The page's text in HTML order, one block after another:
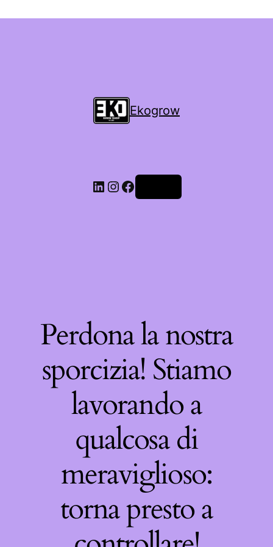
Ekogrow
Perdona la nostra
sporcizia! Stiamo
lavorando a
qualcosa di
meraviglioso:
torna presto a